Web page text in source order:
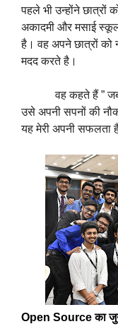
पहले भी उन्होंने
अकादमी और मसाई
है। वह अपने छात्रों को
मदद करते है।
वह कहते हैं ” जब भी
उसे अपनी सपनों की
यह मेरी अपनी सफलता
Open Source का